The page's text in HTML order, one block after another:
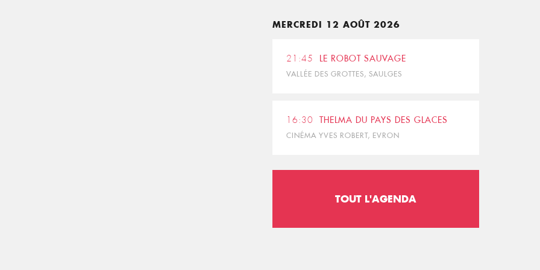
MERCREDI 12 AOÛT 2026
21:45 LE ROBOT SAUVAGE
VALLÉE DES GROTTES, SAULGES
16:30 THELMA DU PAYS DES GLACES
CINÉMA YVES ROBERT, EVRON
TOUT L'AGENDA